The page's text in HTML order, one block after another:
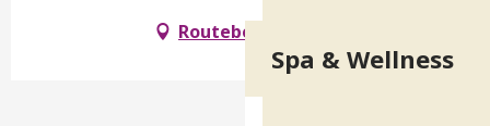
Spa & Wellness
Routebeschrijving